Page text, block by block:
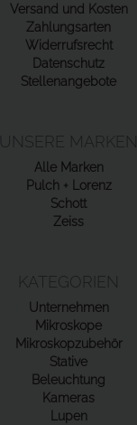
Versand und Kosten
Zahlungsarten
Widerrufsrecht
Datenschutz
Stellenangebote
UNSERE MARKEN
Alle Marken
Pulch + Lorenz
Schott
Zeiss
KATEGORIEN
Unternehmen
Mikroskope
Mikroskopzubehör
Stative
Beleuchtung
Kameras
Lupen